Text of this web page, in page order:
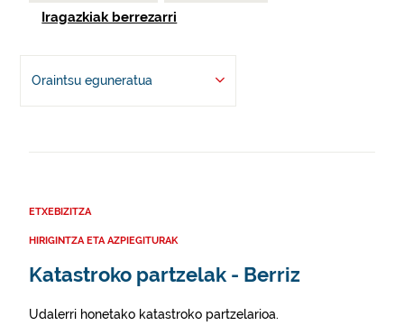
Iragazkiak berrezarri
Oraintsu eguneratua
ETXEBIZITZA
HIRIGINTZA ETA AZPIEGITURAK
Katastroko partzelak - Berriz
Udalerri honetako katastroko partzelarioa.